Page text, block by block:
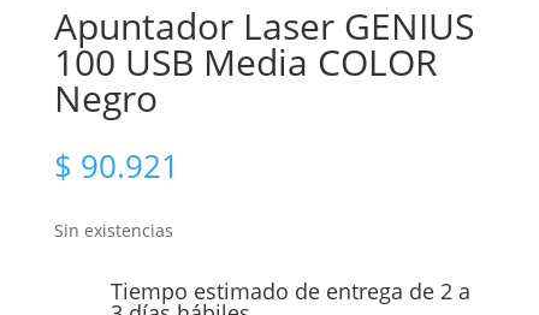
Apuntador Laser GENIUS
100 USB Media COLOR
Negro
$ 90.921
Sin existencias
Tiempo estimado de entrega de 2 a